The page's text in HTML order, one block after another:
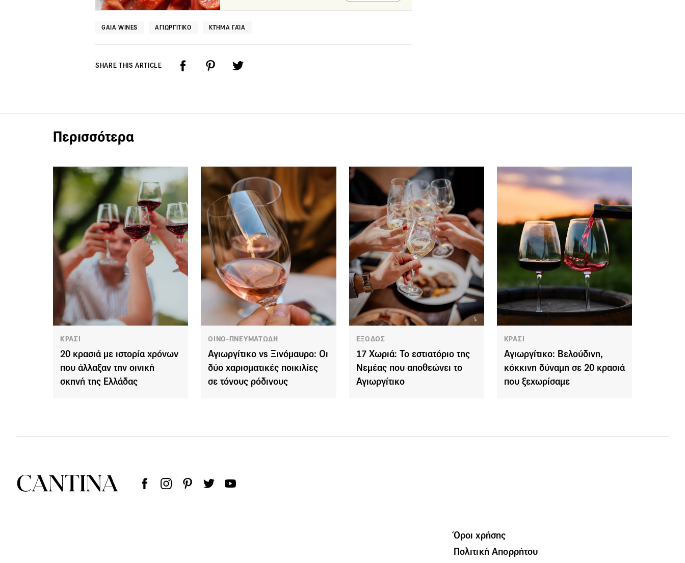
GAIA WINES ΑΓΙΩΡΓΊΤΙΚΟ ΚΤΉΜΑ ΓΑΊΑ
SHARE THIS ARTICLE
Περισσότερα
ΚΡΑΣΙ
20 κρασιά με ιστορία χρόνων
που άλλαξαν την οινική
σκηνή της Ελλάδας
ΟΙΝΟ-ΠΝΕΥΜΑΤΩΔΗ
Αγιωργίτικο vs Ξινόμαυρο: Οι
δύο χαρισματικές ποικιλίες
σε τόνους ρόδινους
ΕΞΟΔΟΣ
17 Χωριά: Το εστιατόριο της
Νεμέας που αποθεώνει το
Αγιωργίτικο
ΚΡΑΣΙ
Αγιωργίτικο: Βελούδινη,
κόκκινη δύναμη σε 20 κρασιά
που ξεχωρίσαμε
Όροι χρήσης
Πολιτική Απορρήτου